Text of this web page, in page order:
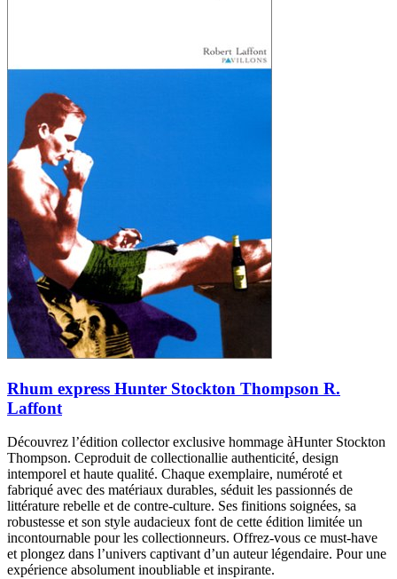
Rhum express Hunter Stockton Thompson R.
Laffont
Découvrez l’édition collector exclusive hommage àHunter Stockton
Thompson. Ceproduit de collectionallie authenticité, design
intemporel et haute qualité. Chaque exemplaire, numéroté et
fabriqué avec des matériaux durables, séduit les passionnés de
littérature rebelle et de contre-culture. Ses finitions soignées, sa
robustesse et son style audacieux font de cette édition limitée un
incontournable pour les collectionneurs. Offrez-vous ce must-have
et plongez dans l’univers captivant d’un auteur légendaire. Pour une
expérience absolument inoubliable et inspirante.